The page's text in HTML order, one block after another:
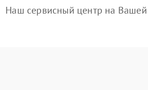
Наш сервисный центр на Вашей